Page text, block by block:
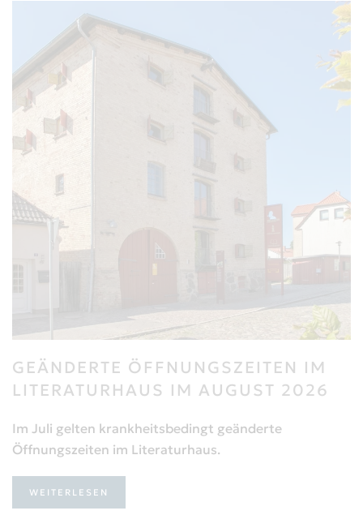
GEÄNDERTE ÖFFNUNGSZEITEN IM
LITERATURHAUS IM AUGUST 2026
Im Juli gelten krankheitsbedingt geänderte
Öffnungszeiten im Literaturhaus.
WEITERLESEN